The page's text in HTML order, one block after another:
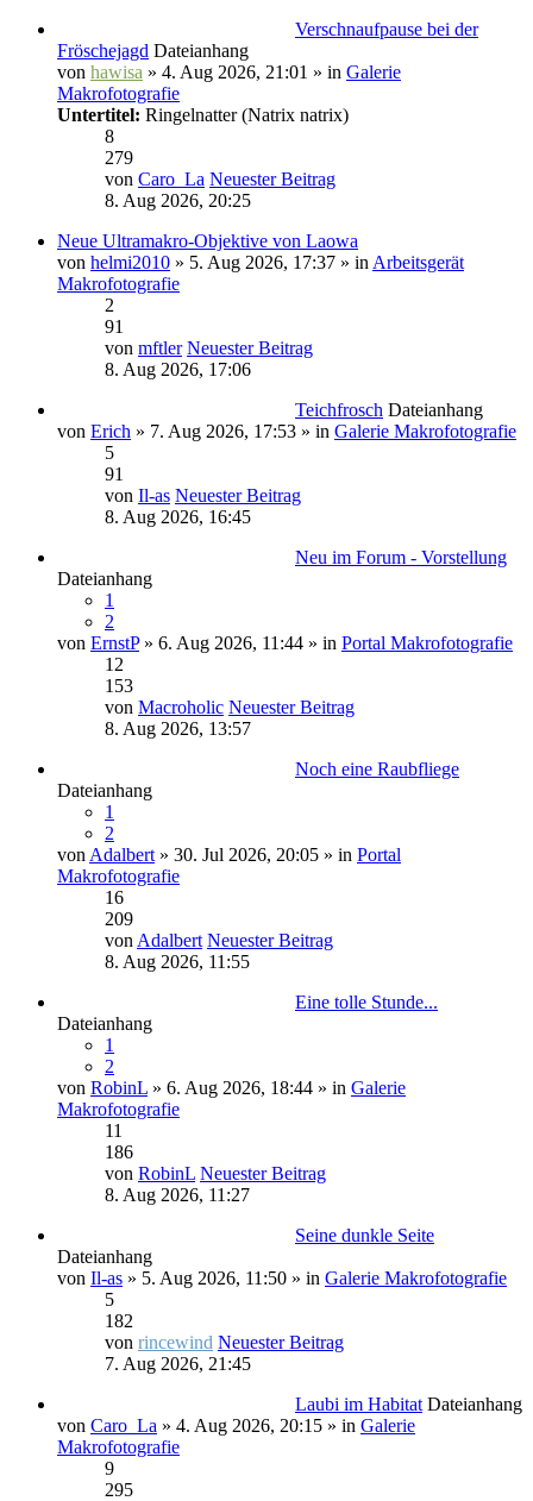
Verschnaufpause bei der
Fröschejagd Dateianhang
von hawisa » 4. Aug 2026, 21:01 » in Galerie
Makrofotografie
Untertitel: Ringelnatter (Natrix natrix)
8
279
von Caro_La Neuester Beitrag
8. Aug 2026, 20:25
Neue Ultramakro-Objektive von Laowa
von helmi2010 » 5. Aug 2026, 17:37 » in Arbeitsgerät
Makrofotografie
2
91
von mftler Neuester Beitrag
8. Aug 2026, 17:06
Teichfrosch Dateianhang
von Erich » 7. Aug 2026, 17:53 » in Galerie Makrofotografie
5
91
von Il-as Neuester Beitrag
8. Aug 2026, 16:45
Neu im Forum - Vorstellung
Dateianhang
1
2
von ErnstP» 6. Aug 2026, 11:44 » in Portal Makrofotografie
12
153
von Macroholic Neuester Beitrag
8. Aug 2026, 13:57
Noch eine Raubfliege
Dateianhang
1
2
von Adalbert » 30. Jul 2026, 20:05 » in Portal
Makrofotografie
16
209
von Adalbert Neuester Beitrag
8. Aug 2026, 11:55
Eine tolle Stunde...
Dateianhang
1
2
von RobinL » 6. Aug 2026, 18:44 » in Galerie
Makrofotografie
11
186
von RobinL Neuester Beitrag
8. Aug 2026, 11:27
Seine dunkle Seite
Dateianhang
von Il-as » 5. Aug 2026, 11:50 » in Galerie Makrofotografie
5
182
von rincewind Neuester Beitrag
7. Aug 2026, 21:45
Laubi im Habitat Dateianhang
von Caro_La » 4. Aug 2026, 20:15 » in Galerie
Makrofotografie
9
295